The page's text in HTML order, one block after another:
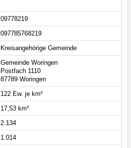
09778219
097785768219
Kreisangehörige Gemeinde
Gemeinde Woringen
Postfach 1110
87789 Woringen
122 Ew. je km²
17,53 km²
2.134
1.014